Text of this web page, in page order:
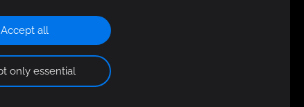
Accept all
only essential